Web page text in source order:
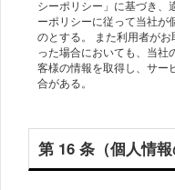
シーポリシー」に基づき、
ーポリシーに従って当社が
のとする。 また利用者が
った場合においても、当社
客様の情報を取得し、サー
第 16 条（個人情報